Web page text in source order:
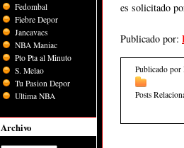
Fedombal
Fiebre Depor
Jancavacs
NBA Maniac
Pto Pta al Minuto
S. Melao
Tu Pasion Depor
Ultima NBA
Archivo
es solicitado
Publicado por:
Publicado por
Posts